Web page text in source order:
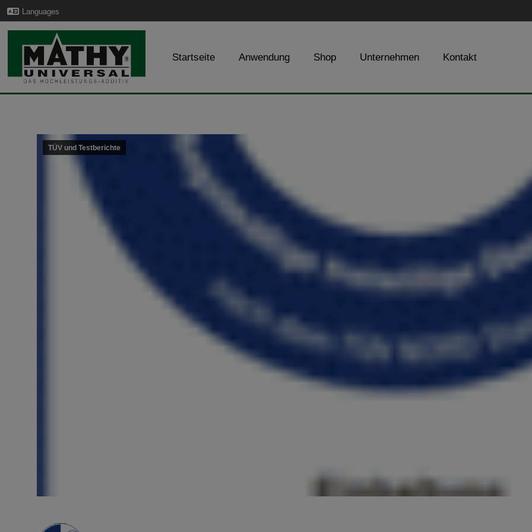
Languages
Startseite Anwendung Shop Unternehmen Kontakt
TÜV und Testberichte